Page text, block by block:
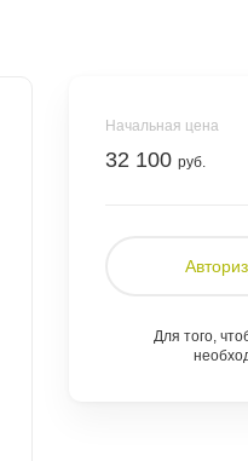
Начальная цена
32 100
Для того,